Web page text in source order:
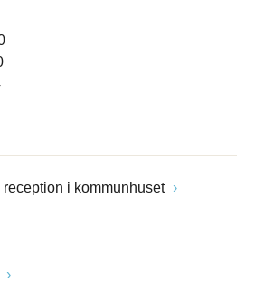
i kommunhuset